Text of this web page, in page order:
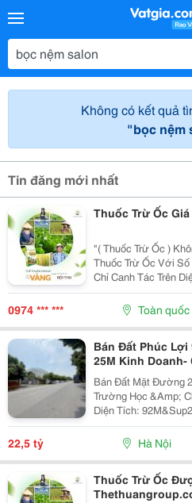
Không có kết quả
"bọc nệm
Tin đăng mới nhất
Thuốc Trừ Ốc
"( Thuốc Trừ Ốc )
Thuốc Trừ Ốc Với
Chỉ Canh Tác Trên
Thử Trước Khi
Việc Tìm Kiếm
0974 *** *** Toàn quốc
Bán Đất Phúc Lợi
25M Kinh Doanh-
Bán Đất Mặt Đường
Trường Học &Amp;
Diện Tích:
Vuông Vắn). Vị Trí:
Lạc Tại Trung Tâm
22,5 tỷ Hà Nội
Thuốc Trừ Ốc